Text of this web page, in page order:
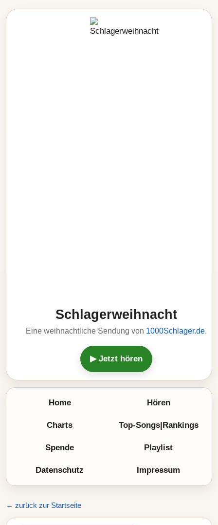
Schlagerweihnacht
Eine weihnachtliche Sendung von 1000Schlager.de.
▶ Jetzt hören
Home Hören
Charts Top-Songs|Rankings
Spende Playlist
Datenschutz Impressum
← zurück zur Startseite